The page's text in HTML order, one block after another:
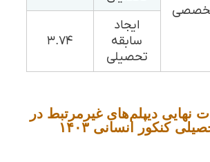
ایجاد
سابقه
تحصیلی
۳.۷۴
نهایی دیپلم‌های غیرمرتبط در
کنکور انسانی ۱۴۰۳